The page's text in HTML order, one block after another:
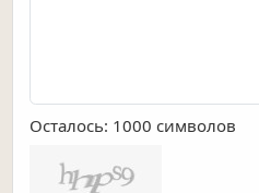
Осталось: 1000 символов